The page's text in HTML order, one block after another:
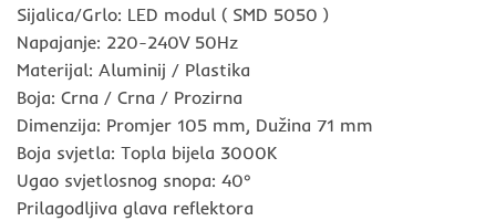
Sijalica/Grlo: LED modul ( SMD 5050 )
Napajanje: 220-240V 50Hz
Materijal: Aluminij / Plastika
Boja: Crna / Crna / Prozirna
Dimenzija: Promjer 105 mm, Dužina 71 mm
Boja svjetla: Topla bijela 3000K
Ugao svjetlosnog snopa: 40°
Prilagodljiva glava reflektora